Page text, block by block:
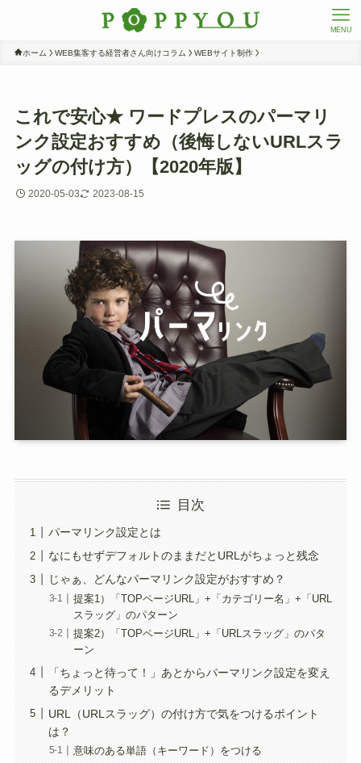
MENU
ホーム WEB集客する経営者さん向けコラム WEBサイト制作
これで安心★ ワードプレスのパーマリ
ンク設定おすすめ（後悔しないURLスラ
ッグの付け方）【2020年版】
2020-05-03 2023-08-15
目次
パーマリンク設定とは
なにもせずデフォルトのままだとURLがちょっと残念
じゃぁ、どんなパーマリンク設定がおすすめ？
提案1）「TOPページURL」+「カテゴリー名」+「URL
スラッグ」のパターン
提案2）「TOPページURL」+「URLスラッグ」のパタ
ーン
「ちょっと待って！」あとからパーマリンク設定を変え
るデメリット
URL（URLスラッグ）の付け方で気をつけるポイント
は？
意味のある単語（キーワード）をつける